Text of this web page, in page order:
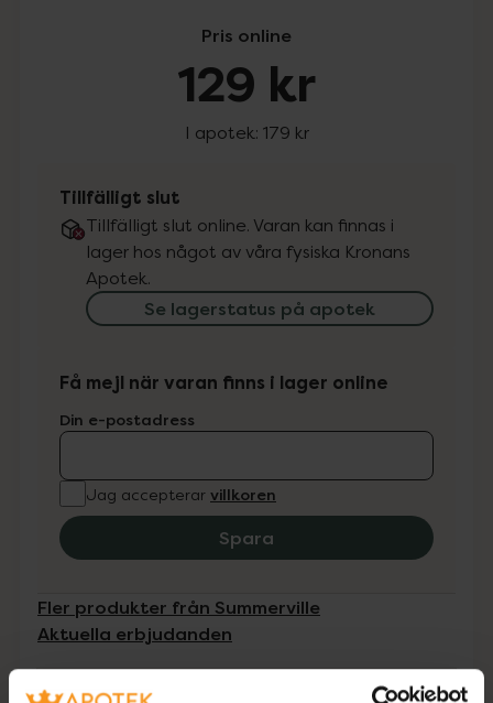
Pris online
129 kr
I apotek: 179 kr
Tillfälligt slut
Tillfälligt slut online. Varan kan finnas i
lager hos något av våra fysiska Kronans
Apotek.
Se lagerstatus på apotek
Få mejl när varan finns i lager online
Din e-postadress
Jag accepterar villkoren
Spara
Fler produkter från Summerville
Aktuella erbjudanden